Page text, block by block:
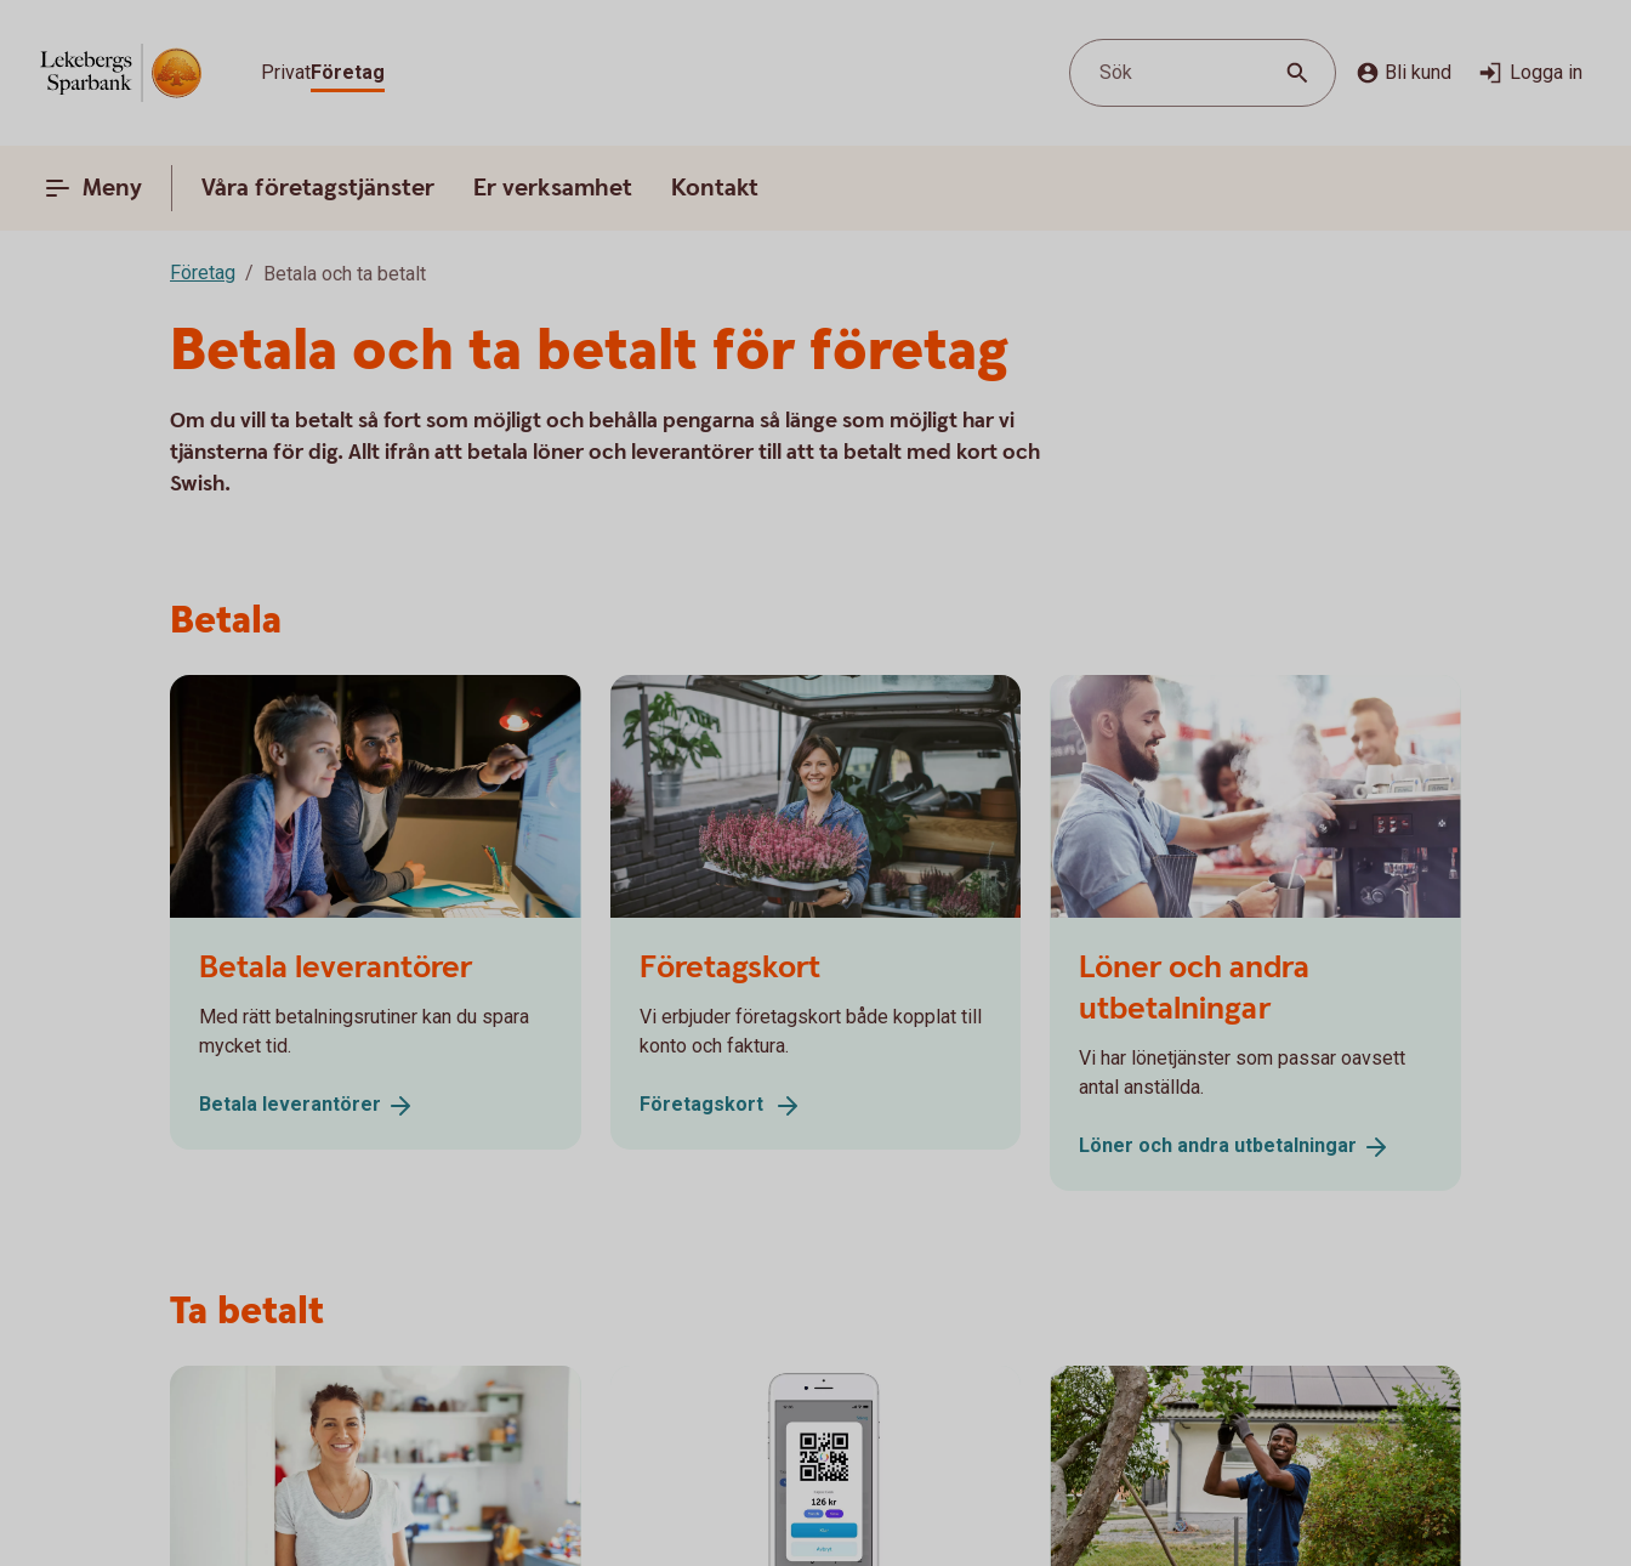
PrivatFöretag Sök Bli kund Logga in
Meny Våra företagstjänster Er verksamhet Kontakt
Företag Betala och ta betalt
Betala och ta betalt för företag
Om du vill ta betalt så fort som möjligt och behålla pengarna så länge som möjligt har vi
tjänsterna för dig. Allt ifrån att betala löner och leverantörer till att ta betalt med kort och
Swish.
Betala
Betala leverantörer
Med rätt betalningsrutiner kan du spara
mycket tid.
Betala leverantörer
Företagskort
Vi erbjuder företagskort både kopplat till
konto och faktura.
Företagskort
Löner och andra
utbetalningar
Vi har lönetjänster som passar oavsett
antal anställda.
Löner och andra utbetalningar
Ta betalt